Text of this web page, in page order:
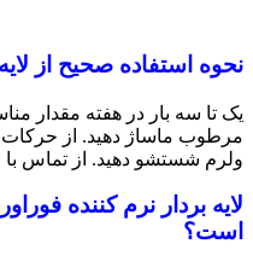
نحوه استفاده صحیح از
یک تا سه بار در هفته مقدار
مرطوب ماساژ دهید. از حرکات
ولرم شستشو دهید. از تماس
لایه‌ بردار نرم‌ کننده
است؟